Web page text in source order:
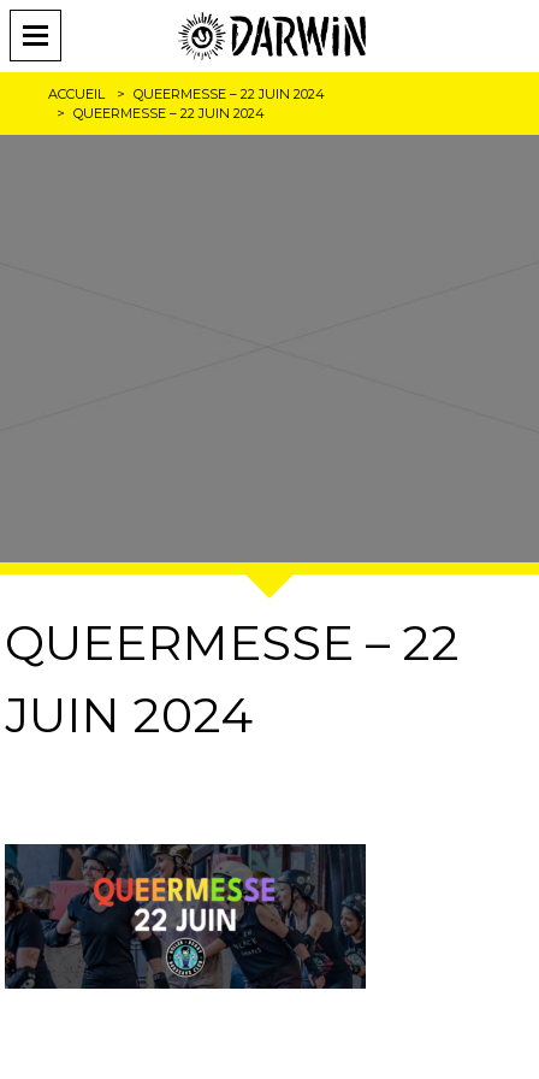
ACCUEIL
QUEERMESSE – 22 JUIN 2024
QUEERMESSE – 22 JUIN 2024
QUEERMESSE – 22
JUIN 2024